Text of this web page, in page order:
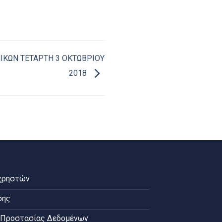
ΤΕΤΑΡΤΗ 3 ΟΚΤΩΒΡΙΟΥ
2018
Προστασίας Δεδομένων